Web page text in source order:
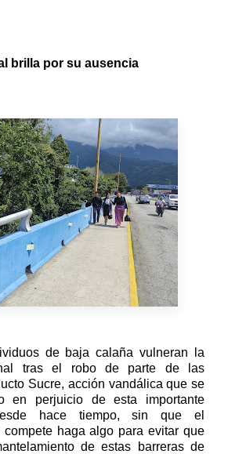
brilla por su ausencia
de baja calaña vulneran la
tras el robo de parte de las
Sucre, acción vandálica que se
en perjuicio de esta importante
hace tiempo, sin que el
haga algo para evitar que
de estas barreras de